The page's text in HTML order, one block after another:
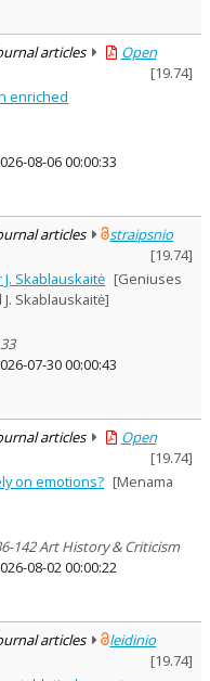
articles
Open
[19.74]
enriched
08-06 00:00:33
articles
straipsnio
[19.74]
Skablauskaitė [Geniuses
Skablauskaitė]
07-30 00:00:43
articles
Open
[19.74]
on emotions? [Menama
142 Art History & Criticism
08-02 00:00:22
articles
leidinio
[19.74]